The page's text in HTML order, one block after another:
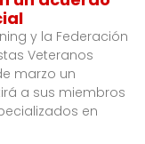
y la Federación
Veteranos
marzo un
a sus miembros
en